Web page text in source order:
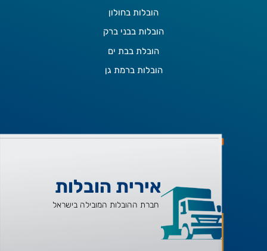
הובלות בחולון
הובלות בבני ברק
הובלת בבת ים
הובלות ברמת גן
אירית הובלות
חברת ההובלות המובילה בישראל